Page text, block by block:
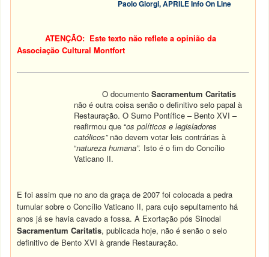
Paolo Giorgi, APRILE Info On Line
ATENÇÃO: Este texto não reflete a opinião da
Associação Cultural Montfort
O documentoSacramentum Caritatis
não é outra coisa senão o definitivo selo papal à
Restauração. O Sumo Pontífice – Bento XVI –
reafirmou que “os políticos e legisladores
católicos”não devem votar leis contrárias à
“natureza humana”. Isto é o fim do Concílio
Vaticano II.
E foi assim que no ano da graça de 2007 foi colocada a pedra
tumular sobre o Concílio Vaticano II, para cujo sepultamento há
anos já se havia cavado a fossa. A Exortação pós Sinodal
Sacramentum Caritatis, publicada hoje, não é senão o selo
definitivo de Bento XVI à grande Restauração.